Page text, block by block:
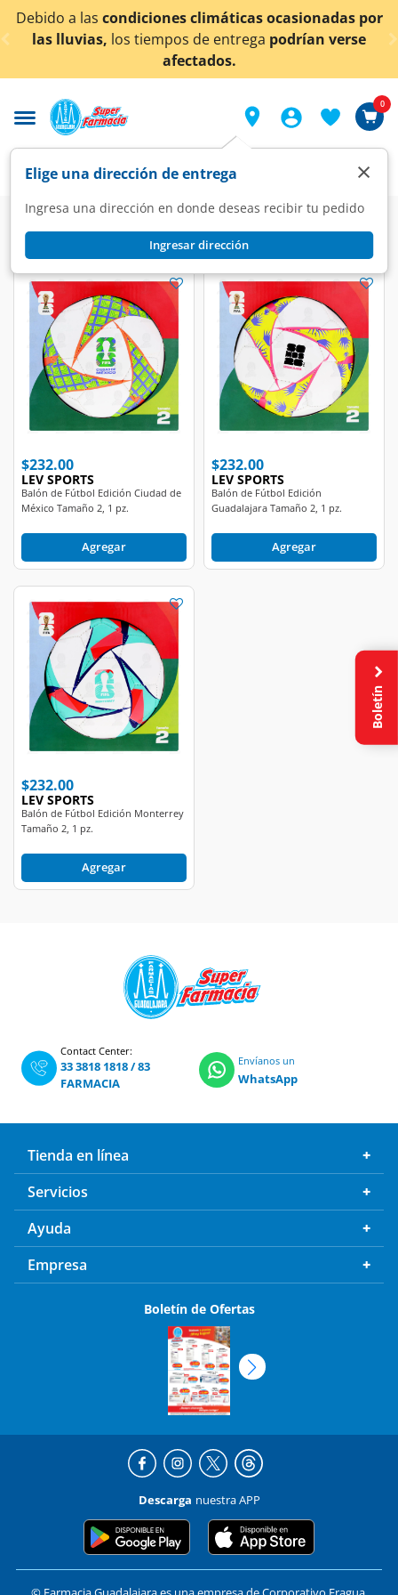
< div class="carousel-inner">
Debido a las condiciones climáticas ocasionadas por
las lluvias, los tiempos de entrega podrían verse
afectados.
Elige una dirección de entrega
Ingresa una dirección en donde deseas recibir tu pedido
Ingresar dirección
×
0
(3 productos)
$232.00
LEV SPORTS
Balón de Fútbol Edición Ciudad de
México Tamaño 2, 1 pz.
Agregar
$232.00
LEV SPORTS
Balón de Fútbol Edición
Guadalajara Tamaño 2, 1 pz.
Agregar
$232.00
LEV SPORTS
Balón de Fútbol Edición Monterrey
Tamaño 2, 1 pz.
Agregar
Contact Center:
33 3818 1818/83
FARMACIA
Envíanos un
WhatsApp
Tienda en línea
Servicios
Ayuda
Empresa
Boletín de Ofertas
Descarga nuestra APP
Boletín